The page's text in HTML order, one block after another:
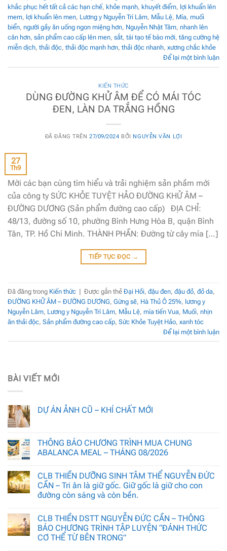
khắc phục hết tất cả các hạn chế, khỏe mạnh, khuyết điểm, lợi khuẩn lên
mem, lợi khuẩn lên men, Lương y Nguyễn Trí Lâm, Mẫu Lệ, Mía, muối
biển, người gầy ăn uống ngon miệng hơn, Nguyễn Nhật Tâm, nhanh lên
cân hơn, sản phẩm cao cấp lên men, sắt, tái tạo tế bào mới, tăng cường hệ
miễn dịch, thải độc, thải độc mạnh hơn, thải độc nhanh, xương chắc khỏe
Để lại một bình luận
KIẾN THỨC
DÙNG ĐƯỜNG KHỬ ÂM ĐỂ CÓ MÁI TÓC
ĐEN, LÀN DA TRẮNG HỒNG
ĐÃ ĐĂNG TRÊN 27/09/2024 BỞI NGUYỄN VĂN LỢI
27
Th9
Mời các bạn cùng tìm hiểu và trải nghiệm sản phầm mới
của công ty SỨC KHỎE TUYỆT HẢO ĐƯỜNG KHỬ ÂM –
ĐƯỜNG DƯƠNG (Sản phẩm đường cao cấp) ĐỊA CHỈ:
48/13, đường số 10, phường Bình Hưng Hòa B, quận Bình
Tân, TP. Hồ Chí Minh. THÀNH PHẦN: Đường từ cây mía […]
TIẾP TỤC ĐỌC →
Đã đăng trong Kiến thức | Được gắn thẻ Đại Hồi, đậu đen, đậu đỏ, đỏ da,
ĐƯỜNG KHỬ ÂM – ĐƯỜNG DƯƠNG, Gừng sẽ, Hà Thủ Ô 25%, lương y
Nguyễn Lâm, Lương y Nguyễn Trí Lâm, Mẫu Lệ, mía tiến Vua, Muối, nhịn
ăn thải độc, Sản phẩm đường cao cấp, Sức Khỏe Tuyệt Hảo, xanh tóc
Để lại một bình luận
BÀI VIẾT MỚI
DỰ ÁN ẢNH CŨ – KHÍ CHẤT MỚI
THÔNG BÁO CHƯƠNG TRÌNH MUA CHUNG
ABALANCA MEAL – THÁNG 08/2026
CLB THIỀN DƯỠNG SINH TÂM THỂ NGUYỄN ĐỨC
CẦN – Tri ân là giữ gốc. Giữ gốc là giữ cho con
đường còn sáng và còn bền.
CLB THIỀN DSTT NGUYỄN ĐỨC CẦN – THÔNG
BÁO CHƯƠNG TRÌNH TẬP LUYỆN “ĐÁNH THỨC
CƠ THỂ TỪ BÊN TRONG”